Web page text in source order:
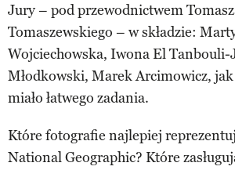
Jury – pod przewodnictwem
Tomaszewskiego – w składzie:
Wojciechowska, Iwona El Tanbouli-
Młodkowski, Marek Arcimowicz,
miało łatwego zadania.
Które fotografie najlepiej
National Geographic? Które